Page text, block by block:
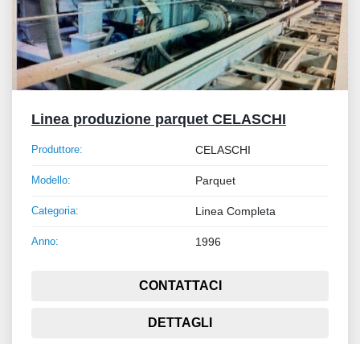
Linea produzione parquet CELASCHI
Produttore: CELASCHI
Modello: Parquet
Categoria: Linea Completa
Anno: 1996
CONTATTACI
DETTAGLI